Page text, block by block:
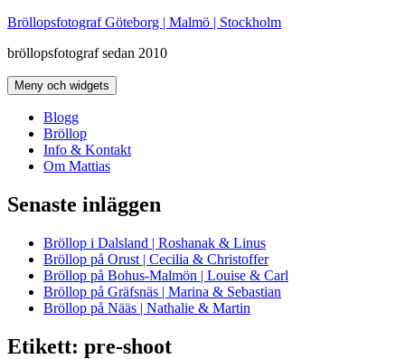
Hoppa
innehåll
Bröllopsfotograf Göteborg | Malmö | Stockholm
bröllopsfotograf sedan 2010
Meny och widgets
Blogg
Bröllop
Info & Kontakt
Om Mattias
Senaste inläggen
Bröllop i Dalsland | Roshanak & Linus
Bröllop på Orust | Cecilia & Christoffer
Bröllop på Bohus-Malmön | Louise & Carl
Bröllop på Gräfsnäs | Marina & Sebastian
Bröllop på Nääs | Nathalie & Martin
Etikett: pre-shoot